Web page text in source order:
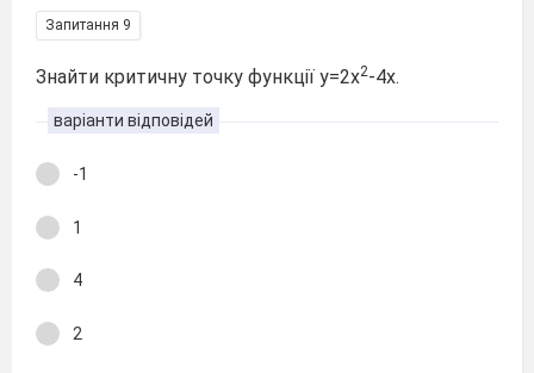
Запитання 9
Знайти критичну точку функції у=2х2-4х.
варіанти відповідей
-1
1
4
2